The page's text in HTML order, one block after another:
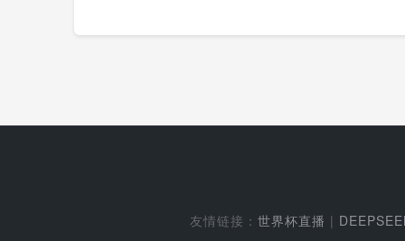
友情链接： 世界杯直播 |